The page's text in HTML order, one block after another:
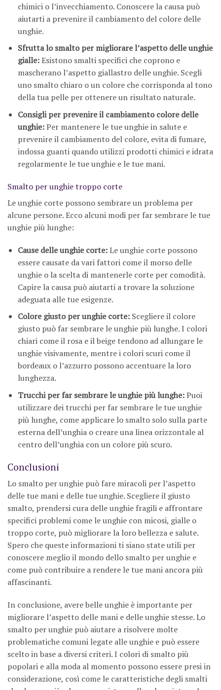
chimici o l’invecchiamento. Conoscere la causa può
aiutarti a prevenire il cambiamento del colore delle
unghie.
Sfrutta lo smalto per migliorare l’aspetto delle unghie
gialle:Esistono smalti specifici che coprono e
mascherano l’aspetto giallastro delle unghie. Scegli
uno smalto chiaro o un colore che corrisponda al tono
della tua pelle per ottenere un risultato naturale.
Consigli per prevenire il cambiamento colore delle
unghie:Per mantenere le tue unghie in salute e
prevenire il cambiamento del colore, evita di fumare,
indossa guanti quando utilizzi prodotti chimici e idrata
regolarmente le tue unghie e le tue mani.
Smalto per unghie troppo corte
Le unghie corte possono sembrare un problema per
alcune persone. Ecco alcuni modi per far sembrare le tue
unghie più lunghe:
Cause delle unghie corte:Le unghie corte possono
essere causate da vari fattori come il morso delle
unghie o la scelta di mantenerle corte per comodità.
Capire la causa può aiutarti a trovare la soluzione
adeguata alle tue esigenze.
Colore giusto per unghie corte:Scegliere il colore
giusto può far sembrare le unghie più lunghe. I colori
chiari come il rosa e il beige tendono ad allungare le
unghie visivamente, mentre i colori scuri come il
bordeaux o l’azzurro possono accentuare la loro
lunghezza.
Trucchi per far sembrare le unghie più lunghe:Puoi
utilizzare dei trucchi per far sembrare le tue unghie
più lunghe, come applicare lo smalto solo sulla parte
esterna dell’unghia o creare una linea orizzontale al
centro dell’unghia con un colore più scuro.
Conclusioni
Lo smalto per unghie può fare miracoli per l’aspetto
delle tue mani e delle tue unghie. Scegliere il giusto
smalto, prendersi cura delle unghie fragili e affrontare
specifici problemi come le unghie con micosi, gialle o
troppo corte, può migliorare la loro bellezza e salute.
Spero che queste informazioni ti siano state utili per
conoscere meglio il mondo dello smalto per unghie e
come può contribuire a rendere le tue mani ancora più
affascinanti.
In conclusione, avere belle unghie è importante per
migliorare l’aspetto delle mani e delle unghie stesse. Lo
smalto per unghie può aiutare a risolvere molte
problematiche comuni legate alle unghie e può essere
scelto in base a diversi criteri. I colori di smalto più
popolari e alla moda al momento possono essere presi in
considerazione, così come le caratteristiche degli smalti